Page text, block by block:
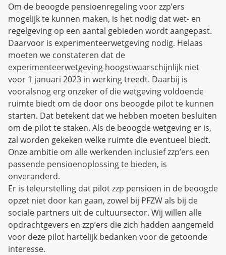
Om de beoogde pensioenregeling voor zzp’ers
mogelijk te kunnen maken, is het nodig dat wet- en
regelgeving op een aantal gebieden wordt aangepast.
Daarvoor is experimenteerwetgeving nodig. Helaas
moeten we constateren dat de
experimenteerwetgeving hoogstwaarschijnlijk niet
voor 1 januari 2023 in werking treedt. Daarbij is
vooralsnog erg onzeker of die wetgeving voldoende
ruimte biedt om de door ons beoogde pilot te kunnen
starten. Dat betekent dat we hebben moeten besluiten
om de pilot te staken. Als de beoogde wetgeving er is,
zal worden gekeken welke ruimte die eventueel biedt.
Onze ambitie om alle werkenden inclusief zzp’ers een
passende pensioenoplossing te bieden, is
onveranderd.
Er is teleurstelling dat pilot zzp pensioen in de beoogde
opzet niet door kan gaan, zowel bij PFZW als bij de
sociale partners uit de cultuursector. Wij willen alle
opdrachtgevers en zzp’ers die zich hadden aangemeld
voor deze pilot hartelijk bedanken voor de getoonde
interesse.